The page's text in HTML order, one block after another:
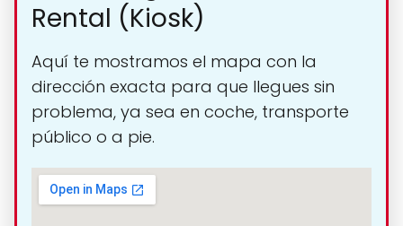
Rental (Kiosk)
Aquí te mostramos el mapa con la
dirección exacta para que llegues sin
problema, ya sea en coche, transporte
público o a pie.